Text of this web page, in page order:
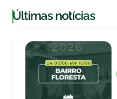
|Últimas notícias